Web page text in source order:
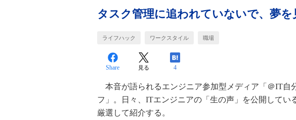
タスク管理に追われていないで、夢を
ライフハック ワークスタイル 職場
Share 見る 4
本音が語られるエンジニア参加型メディア「＠IT自
フ」。日々、ITエンジニアの「生の声」を公開してい
厳選して紹介する。